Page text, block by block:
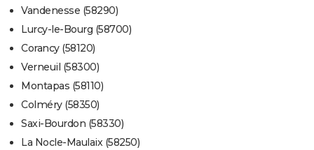
Vandenesse (58290)
Lurcy-le-Bourg (58700)
Corancy (58120)
Verneuil (58300)
Montapas (58110)
Colméry (58350)
Saxi-Bourdon (58330)
La Nocle-Maulaix (58250)